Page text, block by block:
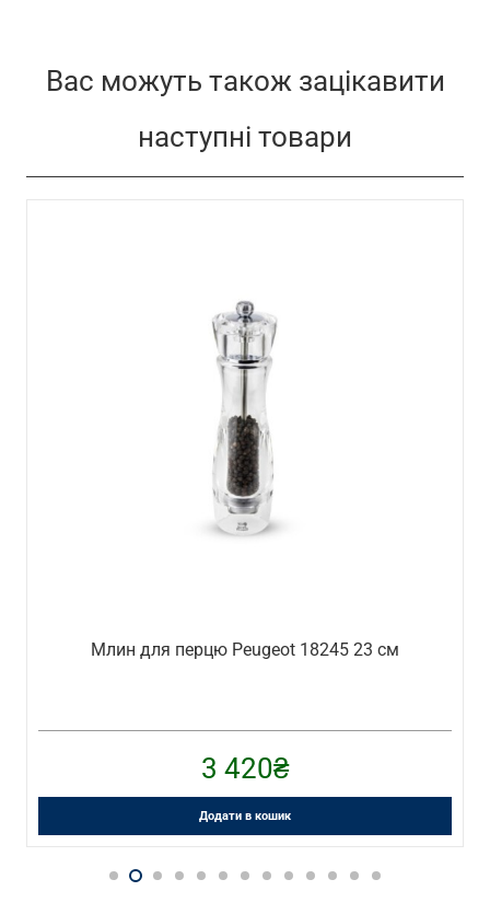
Вас можуть також зацікавити
наступні товари
Млин для перцю Peugeot 18245 23 см
3 420₴
Додати в кошик